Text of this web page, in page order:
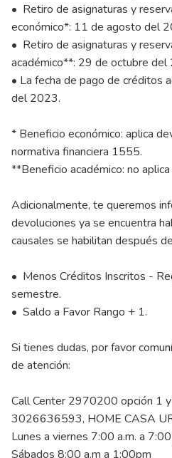
• Retiro de asignaturas y
económico*: 11 de agosto del
• Retiro de asignaturas y
académico**: 29 de octubre del
• La fecha de pago de créditos
del 2023.
* Beneficio económico: aplica
normativa financiera 1555.
**Beneficio académico: no
Adicionalmente, te queremos
devoluciones ya se encuentra
causales se habilitan después
• Menos Créditos Inscritos -
semestre.
• Saldo a Favor Rango + 1.
Si tienes dudas, por favor
de atención:
Call Center 2970200 opción 1
3026636593, HOME CASA
Lunes a viernes 7:00 a.m. a
Sábados 8:00 a.m a 1:00pm